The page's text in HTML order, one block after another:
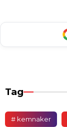
Tag
# kemnaker